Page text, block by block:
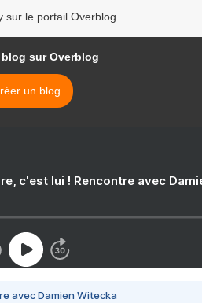
sur le portail Overblog
blog sur Overblog
un blog
c'est lui ! Rencontre avec
avec Damien Witecka